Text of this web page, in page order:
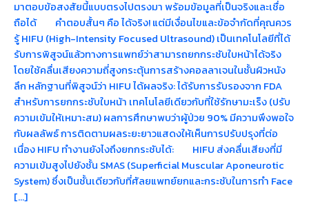
มาตอบข้อสงสัยนี้แบบตรงไปตรงมา พร้อมข้อมูลที่เป็นจริงและเชื่อ
ถือได้ คำตอบสั้นๆ คือ ได้จริง! แต่มีเงื่อนไขและข้อจำกัดที่คุณควร
รู้ HIFU (High-Intensity Focused Ultrasound) เป็นเทคโนโลยีที่ได้
รับการพิสูจน์แล้วทางการแพทย์ว่าสามารถยกกระชับใบหน้าได้จริง
โดยใช้คลื่นเสียงความถี่สูงกระตุ้นการสร้างคอลลาเจนในชั้นผิวหนัง
ลึก หลักฐานที่พิสูจน์ว่า HIFU ได้ผลจริง: ได้รับการรับรองจาก FDA
สำหรับการยกกระชับใบหน้า เทคโนโลยีเดียวกับที่ใช้รักษามะเร็ง (ปรับ
ความเข้มให้เหมาะสม) ผลการศึกษาพบว่าผู้ป่วย 90% มีความพึงพอใจ
กับผลลัพธ์ การติดตามผลระยะยาวแสดงให้เห็นการปรับปรุงที่ต่อ
เนื่อง HIFU ทำงานยังไงถึงยกกระชับได้: HIFU ส่งคลื่นเสียงที่มี
ความเข้มสูงไปยังชั้น SMAS (Superficial Muscular Aponeurotic
System) ซึ่งเป็นชั้นเดียวกับที่ศัลยแพทย์ยกและกระชับในการทำ Face
[…]